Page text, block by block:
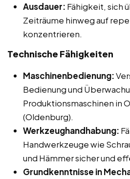
Ausdauer: Fähigkeit, sich
Zeiträume hinweg auf
konzentrieren.
Technische Fähigkeiten
Maschinenbedienung:
Bedienung und
Produktionsmaschinen in
(Oldenburg).
Werkzeughandhabung:
Handwerkzeuge wie
und Hämmer sicher und
Grundkenntnisse in